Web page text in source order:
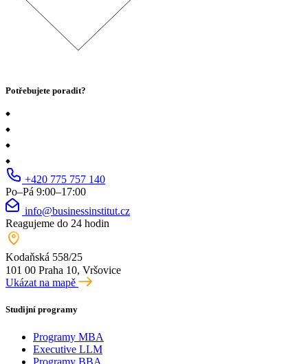
Potřebujete poradit?
+420 775 757 140
Po–Pá 9:00–17:00
info@businessinstitut.cz
Reagujeme do 24 hodin
Kodaňská 558/25
101 00 Praha 10, Vršovice
Ukázat na mapě
Studijní programy
Programy MBA
Executive LLM
Programy BBA